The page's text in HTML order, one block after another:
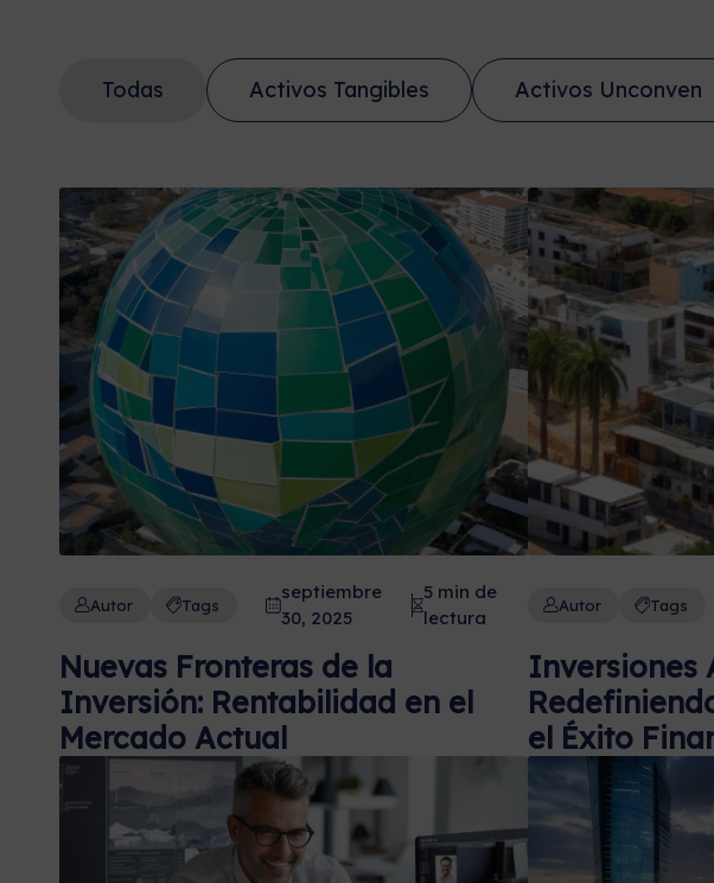
Todas Activos Tangibles Activos Unconven
Autor Tags
septiembre
30, 2025
5 min de
lectura
Nuevas Fronteras de la
Inversión: Rentabilidad en el
Mercado Actual
Autor Tags
Inversiones
el Éxito